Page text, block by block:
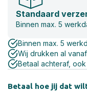
Standaard
Binnen max. 5
Binnen max. 5
Wij drukken al
Betaal achteraf,
Betaal hoe jij dat